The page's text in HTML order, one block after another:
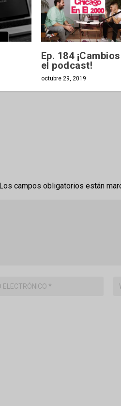
Ep. 184
el podcast!
octubre 29, 2019
Los campos obligatorios están